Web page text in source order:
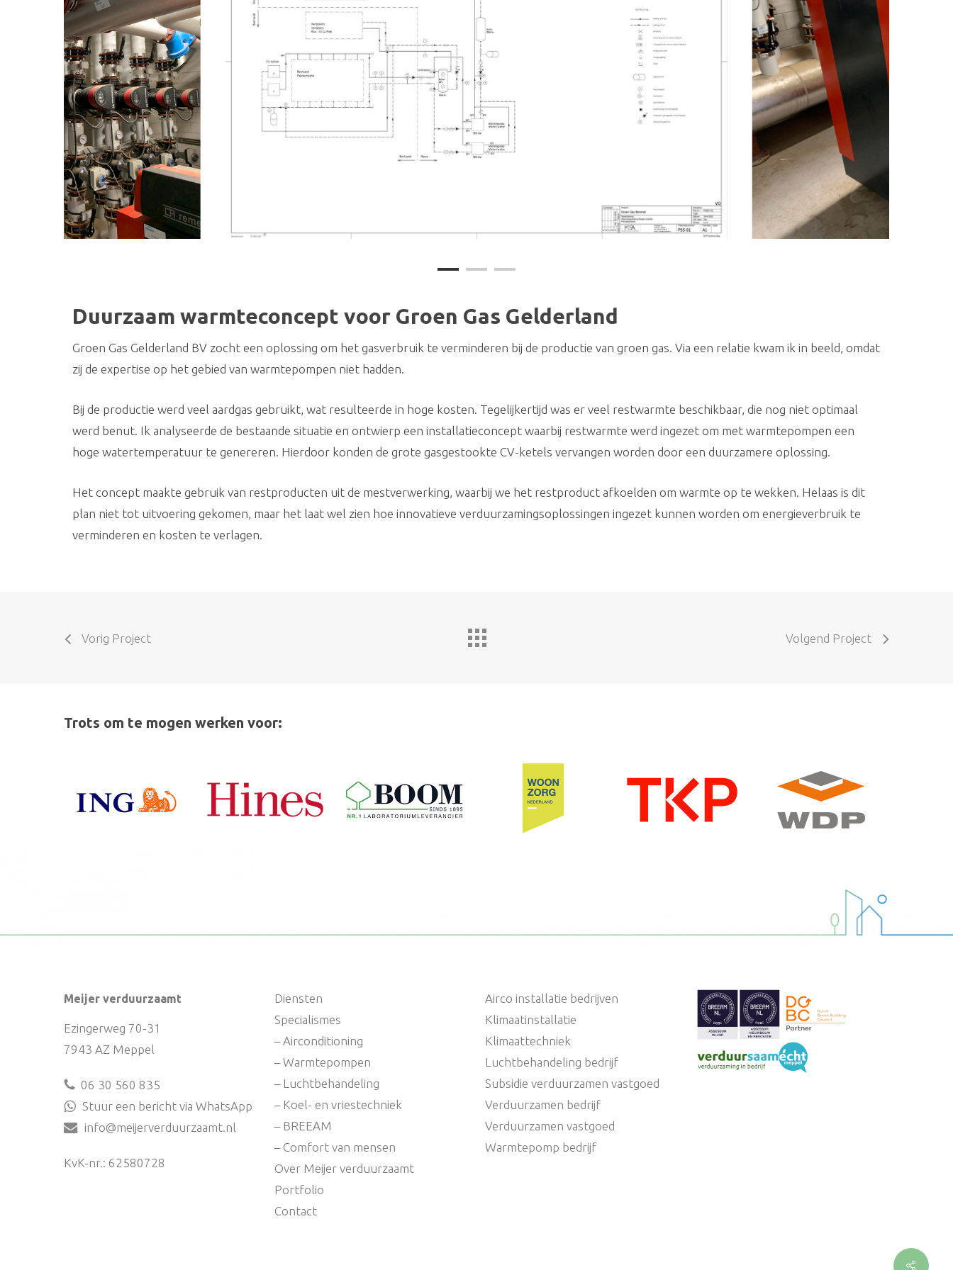
Duurzaam warmteconcept voor Groen Gas Gelderland
Groen Gas Gelderland BV zocht een oplossing om het gasverbruik te verminderen bij de productie van groen gas. Via een relatie kwam ik in beeld, omdat
zij de expertise op het gebied van warmtepompen niet hadden.
Bij de productie werd veel aardgas gebruikt, wat resulteerde in hoge kosten. Tegelijkertijd was er veel restwarmte beschikbaar, die nog niet optimaal
werd benut. Ik analyseerde de bestaande situatie en ontwierp een installatieconcept waarbij restwarmte werd ingezet om met warmtepompen een
hoge watertemperatuur te genereren. Hierdoor konden de grote gasgestookte CV-ketels vervangen worden door een duurzamere oplossing.
Het concept maakte gebruik van restproducten uit de mestverwerking, waarbij we het restproduct afkoelden om warmte op te wekken. Helaas is dit
plan niet tot uitvoering gekomen, maar het laat wel zien hoe innovatieve verduurzamingsoplossingen ingezet kunnen worden om energieverbruik te
verminderen en kosten te verlagen.
Vorig Project Volgend Project
Trots om te mogen werken voor:
Meijer verduurzaamt
Ezingerweg 70-31
7943 AZ Meppel
06 30 560 835
Stuur een bericht via WhatsApp
info@meijerverduurzaamt.nl
KvK-nr.: 62580728
Diensten
Specialismes
– Airconditioning
– Warmtepompen
– Luchtbehandeling
– Koel- en vriestechniek
– BREEAM
– Comfort van mensen
Over Meijer verduurzaamt
Portfolio
Contact
Airco installatie bedrijven
Klimaatinstallatie
Klimaattechniek
Luchtbehandeling bedrijf
Subsidie verduurzamen vastgoed
Verduurzamen bedrijf
Verduurzamen vastgoed
Warmtepomp bedrijf